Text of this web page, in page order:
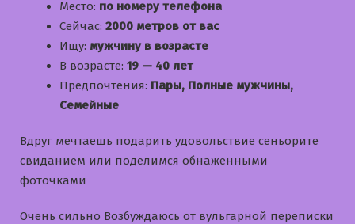
Место: по номеру телефона
Сейчас: 2000 метров от вас
Ищу: мужчину в возрасте
В возрасте: 19 — 40 лет
Предпочтения: Пары, Полные мужчины,
Семейные
Вдруг мечтаешь подарить удовольствие сеньорите
свиданием или поделимся обнаженными
фоточками
Очень сильно Возбуждаюсь от вульгарной переписки